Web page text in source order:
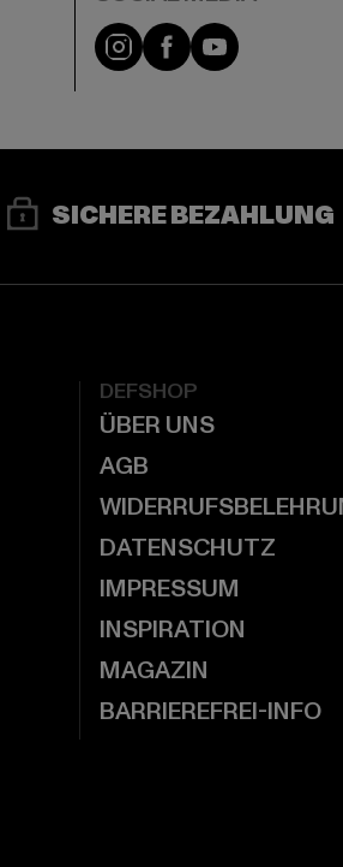
Instagram
FacebookYouTube
SICHERE BEZAHLUNG
DEFSHOP
ÜBER UNS
AGB
DATENSCHUTZ
IMPRESSUM
INSPIRATION
MAGAZIN
BARRIEREFREI-INFO